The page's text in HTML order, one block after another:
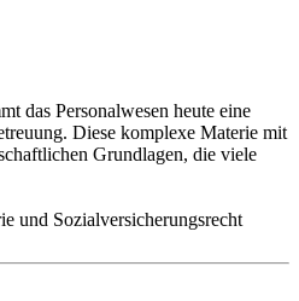
das Personalwesen heute eine
Diese komplexe Materie mit
Grundlagen, die viele
und Sozialversicherungsrecht